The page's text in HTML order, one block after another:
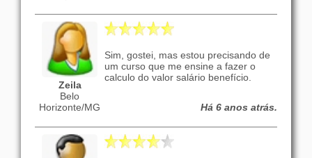
Zeila
Belo
Horizonte/MG
Sim, gostei, mas estou precisando de
um curso que me ensine a fazer o
calculo do valor salário benefício.
Há 6 anos atrás.